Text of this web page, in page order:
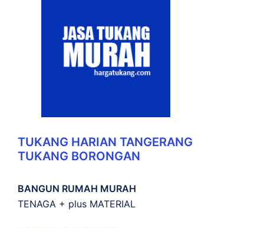
TUKANG HARIAN TANGERANG
TUKANG BORONGAN
BANGUN RUMAH MURAH
TENAGA + plus MATERIAL